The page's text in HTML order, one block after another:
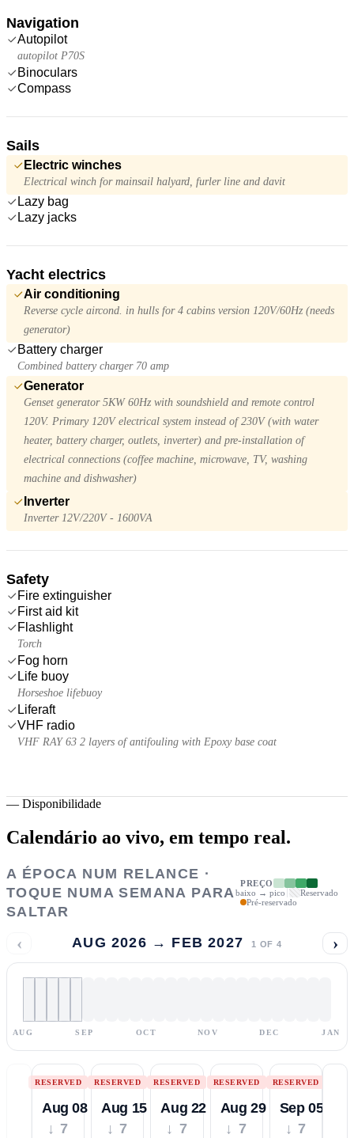
Navigation
Autopilot
autopilot P70S
Binoculars
Compass
Sails
Electric winches
Electrical winch for mainsail halyard, furler line and davit
Lazy bag
Lazy jacks
Yacht electrics
Air conditioning
Reverse cycle aircond. in hulls for 4 cabins version 120V/60Hz (needs
generator)
Battery charger
Combined battery charger 70 amp
Generator
Genset generator 5KW 60Hz with soundshield and remote control
120V. Primary 120V electrical system instead of 230V (with water
heater, battery charger, outlets, inverter) and pre-installation of
electrical connections (coffee machine, microwave, TV, washing
machine and dishwasher)
Inverter
Inverter 12V/220V - 1600VA
Safety
Fire extinguisher
First aid kit
Flashlight
Torch
Fog horn
Life buoy
Horseshoe lifebuoy
Liferaft
VHF radio
VHF RAY 63 2 layers of antifouling with Epoxy base coat
— Disponibilidade
Calendário ao vivo, em tempo real.
A ÉPOCA NUM RELANCE ·
TOQUE NUMA SEMANA PARA
SALTAR
PREÇO
baixo → pico
Reservado
Pré-reservado
‹ AUG 2026 → FEB 2027 1 OF 4 ›
AUG SEP OCT NOV DEC JAN
RESERVED
Aug 08
↓ 7
RESERVED
Aug 15
↓ 7
RESERVED
Aug 22
↓ 7
RESERVED
Aug 29
↓ 7
RESERVED
Sep 05
↓ 7